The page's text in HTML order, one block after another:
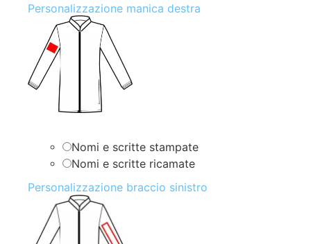
Personalizzazione manica destra
Nomi e scritte stampate
Nomi e scritte ricamate
Personalizzazione braccio sinistro